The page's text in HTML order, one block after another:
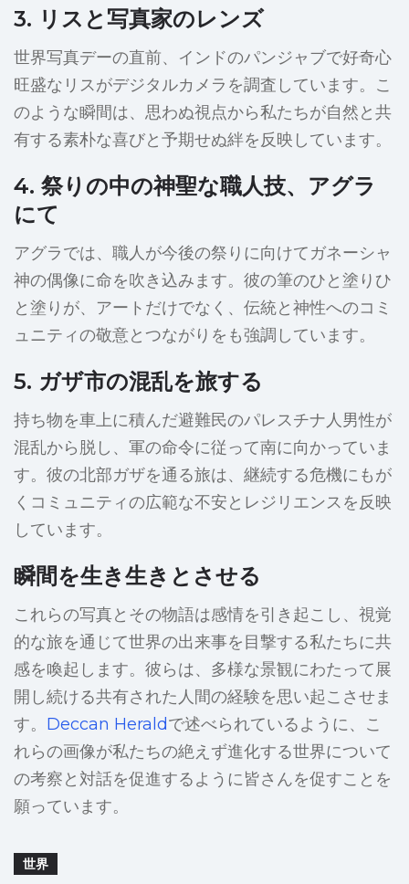
3. リスと写真家のレンズ
世界写真デーの直前、インドのパンジャブで好奇心
旺盛なリスがデジタルカメラを調査しています。こ
のような瞬間は、思わぬ視点から私たちが自然と共
有する素朴な喜びと予期せぬ絆を反映しています。
4. 祭りの中の神聖な職人技、アグラ
にて
アグラでは、職人が今後の祭りに向けてガネーシャ
神の偶像に命を吹き込みます。彼の筆のひと塗りひ
と塗りが、アートだけでなく、伝統と神性へのコミ
ュニティの敬意とつながりをも強調しています。
5. ガザ市の混乱を旅する
持ち物を車上に積んだ避難民のパレスチナ人男性が
混乱から脱し、軍の命令に従って南に向かっていま
す。彼の北部ガザを通る旅は、継続する危機にもが
くコミュニティの広範な不安とレジリエンスを反映
しています。
瞬間を生き生きとさせる
これらの写真とその物語は感情を引き起こし、視覚
的な旅を通じて世界の出来事を目撃する私たちに共
感を喚起します。彼らは、多様な景観にわたって展
開し続ける共有された人間の経験を思い起こさせま
す。 Deccan Heraldで述べられているように、こ
れらの画像が私たちの絶えず進化する世界について
の考察と対話を促進するように皆さんを促すことを
願っています。
世界